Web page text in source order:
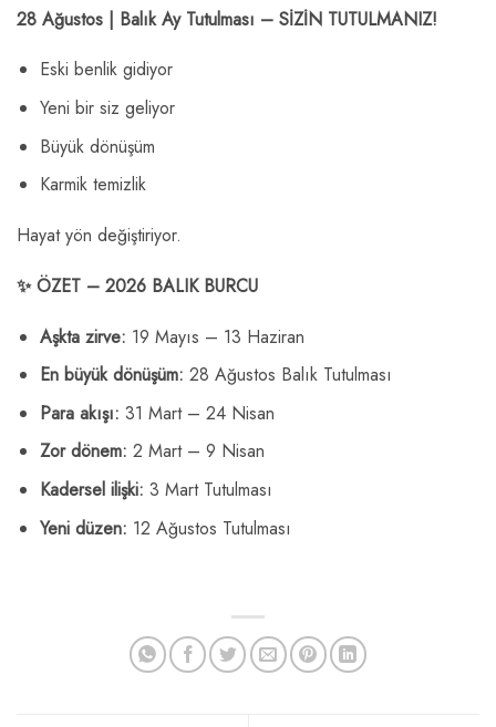
28 Ağustos | Balık Ay Tutulması – SİZİN TUTULMANIZ!
Eski benlik gidiyor
Yeni bir siz geliyor
Büyük dönüşüm
Karmik temizlik
Hayat yön değiştiriyor.
✨ ÖZET – 2026 BALIK BURCU
Aşkta zirve: 19 Mayıs – 13 Haziran
En büyük dönüşüm: 28 Ağustos Balık Tutulması
Para akışı: 31 Mart – 24 Nisan
Zor dönem: 2 Mart – 9 Nisan
Kadersel ilişki: 3 Mart Tutulması
Yeni düzen: 12 Ağustos Tutulması